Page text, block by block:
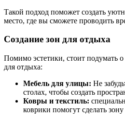
Такой подход поможет создать
место, где вы сможете проводить
Создание зон для отдыха
Помимо эстетики, стоит подумать о
для отдыха:
Мебель для улицы: Не
столах, чтобы создать
Ковры и текстиль:
коврики помогут сделать